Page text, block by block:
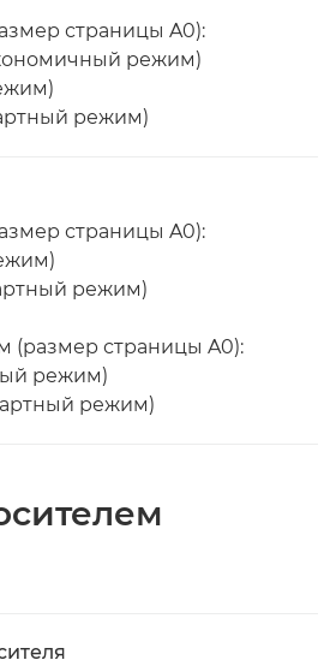
страницы A0):
режим)
режим)
страницы A0):
режим)
(размер страницы A0):
режим)
режим)